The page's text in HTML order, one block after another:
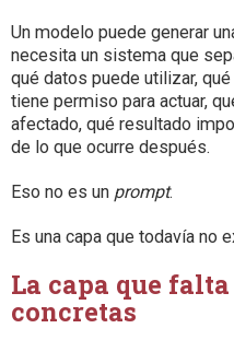
Un modelo puede generar
necesita un sistema que
qué datos puede utilizar,
tiene permiso para actuar,
afectado, qué resultado
de lo que ocurre después.
Eso no es un prompt.
Es una capa que todavía no
La capa que
concretas